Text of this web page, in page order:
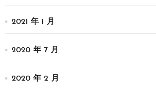
2021 年 1 月
2020 年 7 月
2020 年 2 月